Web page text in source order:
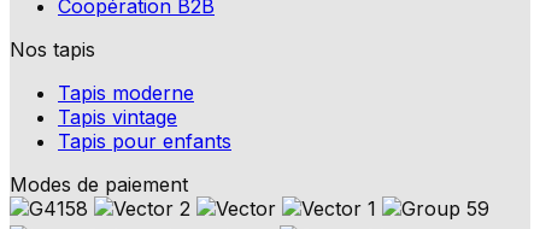
Coopération B2B
Nos tapis
Tapis moderne
Tapis vintage
Tapis pour enfants
Modes de paiement